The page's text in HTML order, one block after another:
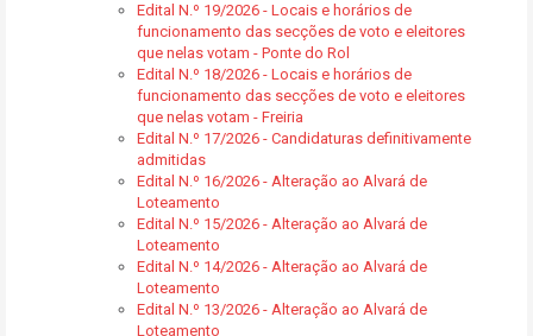
Edital N.º 19/2026 - Locais e horários de
funcionamento das secções de voto e eleitores
que nelas votam - Ponte do Rol
Edital N.º 18/2026 - Locais e horários de
funcionamento das secções de voto e eleitores
que nelas votam - Freiria
Edital N.º 17/2026 - Candidaturas definitivamente
admitidas
Edital N.º 16/2026 - Alteração ao Alvará de
Loteamento
Edital N.º 15/2026 - Alteração ao Alvará de
Loteamento
Edital N.º 14/2026 - Alteração ao Alvará de
Loteamento
Edital N.º 13/2026 - Alteração ao Alvará de
Loteamento